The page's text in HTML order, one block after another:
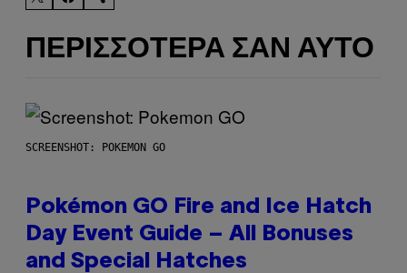
ΠΕΡΙΣΣΌΤΕΡΑ ΣΑΝ ΑΥΤΌ
SCREENSHOT: POKEMON GO
Pokémon GO Fire and Ice Hatch
Day Event Guide – All Bonuses
and Special Hatches